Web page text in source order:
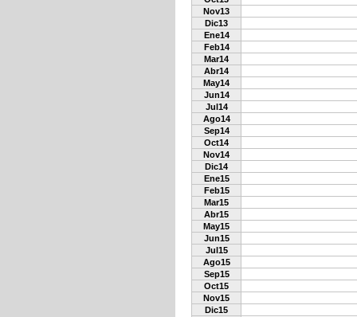
Nov13
Dic13
Ene14
Feb14
Mar14
Abr14
May14
Jun14
Jul14
Ago14
Sep14
Oct14
Nov14
Dic14
Ene15
Feb15
Mar15
Abr15
May15
Jun15
Jul15
Ago15
Sep15
Oct15
Nov15
Dic15